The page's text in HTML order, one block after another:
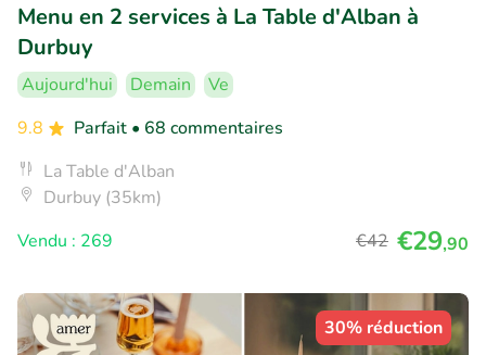
Menu en 2 services à La Table d'Alban à
Durbuy
Aujourd'hui Demain
Ve
9.8
Parfait • 68 commentaires
La Table d'Alban
Durbuy (35km)
Vendu : 269
€42 €29,90
30% réduction